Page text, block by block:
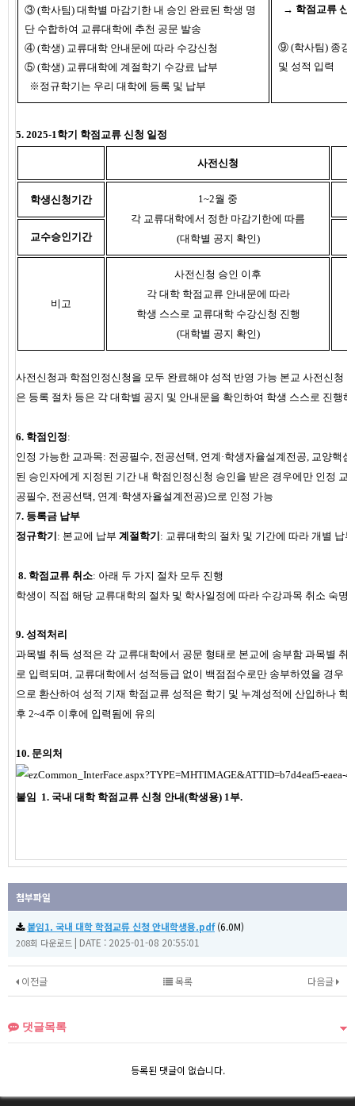
③ (학사팀) 대학별 마감기한 내 승인 완료된 학생 명
단 수합하여 교류대학에 추천 공문 발송
④ (학생) 교류대학 안내문에 따라 수강신청
⑤ (학생) 교류대학에 계절학기 수강료 납부
※정규학기는 우리 대학에 등록 및 납부
→ 학점교류 신
⑨ (학사팀) 종강
및 성적 입력
5. 2025-1학기 학점교류 신청 일정
사전신청
학생신청기간
1~2월 중
각 교류대학에서 정한 마감기한에 따름
(대학별 공지 확인)
교수승인기간
비고
사전신청 승인 이후
각 대학 학점교류 안내문에 따라
학생 스스로 교류대학 수강신청 진행
(대학별 공지 확인)
사전신청과 학점인정신청을 모두 완료해야 성적 반영 가능 본교 사전신청
은 등록 절차 등은 각 대학별 공지 및 안내문을 확인하여 학생 스스로 진행
6. 학점인정:
인정 가능한 교과목: 전공필수, 전공선택, 연계·학생자율설계전공, 교양핵
된 승인자에게 지정된 기간 내 학점인정신청 승인을 받은 경우에만 인정 교
공필수 전공선택 연계 ·학생자율설계전공)으로 인정 가능
7. 등록금 납부
정규학기: 본교에 납부 계절학기: 교류대학의 절차 및 기간에 따라 개별 납부
8. 학점교류 취소: 아래 두 가지 절차 모두 진행
학생이 직접 해당 교류대학의 절차 및 학사일정에 따라 수강과목 취소 숙명
9. 성적처리
과목별 취득 성적은 각 교류대학에서 공문 형태로 본교에 송부함 과목별 취
로 입력되며
교류대학에서 성적등급 없이 백점점수로만 송부하였을 경우
으로 환산하여 성적 기재 학점교류 성적은 학기 및 누계성적에 산입하나
후 2~4주 이후에 입력됨에 유의
10. 문의처
붙임 1. 국내 대학 학점교류 신청 안내(학생용) 1부.
첨부파일
붙임1. 국내 대학 학점교류 신청 안내학생용.pdf(6.0M)
208회 다운로드 | DATE : 2025-01-08 20:55:01
이전글 다음글
목록
댓글목록
등록된 댓글이 없습니다.